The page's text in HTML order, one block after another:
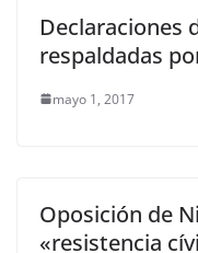
Declaraciones
respaldadas
mayo 1, 2017
Oposición de
«resistencia